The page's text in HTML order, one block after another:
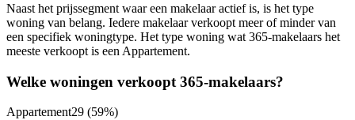
Naast het prijssegment waar een makelaar actief is, is het type
woning van belang. Iedere makelaar verkoopt meer of minder van
een specifiek woningtype. Het type woning wat 365-makelaars het
meeste verkoopt is een Appartement.
Welke woningen verkoopt 365-makelaars?
Appartement29 (59%)